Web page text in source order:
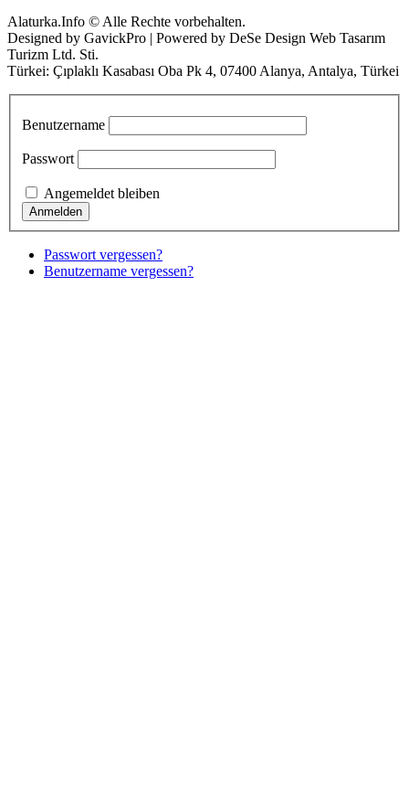
Alaturka.Info © Alle Rechte vorbehalten.
Designed by GavickPro | Powered by DeSe Design Web Tasarım
Turizm Ltd. Sti.
Türkei: Çıplaklı Kasabası Oba Pk 4, 07400 Alanya, Antalya, Türkei
Benutzername
Passwort
Angemeldet bleiben
Passwort vergessen?
Benutzername vergessen?